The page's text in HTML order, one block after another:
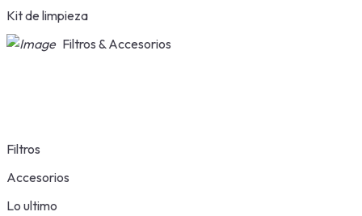
Kit de limpieza
Filtros & Accesorios
Filtros
Accesorios
Lo ultimo